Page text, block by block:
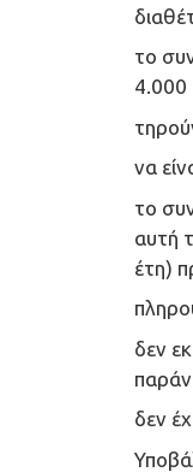
το
4.000
να
το
αυτή
έτη)
δεν
δεν